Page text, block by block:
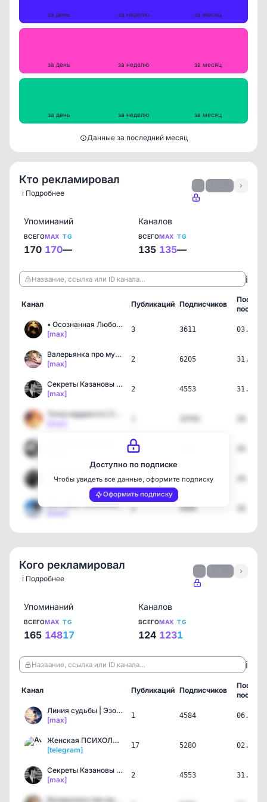
за день за неделю за месяц
за день за неделю за месяц
за день за неделю за месяц
Данные за последний месяц
Кто рекламировал
ℹ️ Подробнее
›
Упоминаний
ВСЕГО
170
MAX
170
TG
—
Каналов
ВСЕГО
135
MAX
135
TG
—
Название, ссылка или ID канала… ℹ️
Канал Публикаций Подписчиков
пост
• Осознанная Любовь •
[max]
3 3611
Валерьянка про мужчин | …
[max]
2 6205
Секреты Казановы | Артур…
[max]
2 4553
1
[max]
2 9099
Виктория Любимова
2 5994
Доступно по подписке
Чтобы увидеть все данные, оформите подписку
Оформить подписку
Кого рекламировал
ℹ️ Подробнее
›
Упоминаний
ВСЕГО
165
MAX
148
TG
17
Каналов
ВСЕГО
124
MAX
123
TG
1
Название, ссылка или ID канала… ℹ️
Канал Публикаций Подписчиков
пост
Линия судьбы | Эзотерика…
[max]
1 4584
Женская ПСИХОЛОГИЯ
[telegram]
17 5280
Секреты Казановы | Артур…
[max]
2 4553